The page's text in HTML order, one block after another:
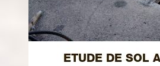
ETUDE DE SOL